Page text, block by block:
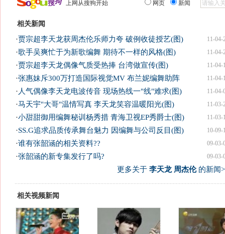
上网从搜狗开始 网页 新闻
相关新闻
11-04-
·贾宗超李天龙获周杰伦乐师力夸 破例收徒授艺(图)
11-04-
·歌手吴爽忙于为新歌编舞 期待不一样的风格(图)
11-04-
·贾宗超李天龙偶像气质受热捧 台湾做宣传(图)
11-04-
·张惠妹斥300万打造国际视觉MV 布兰妮编舞助阵
11-04-
· 人气偶像李天龙电波传音 现场热线一"线"难求(图)
11-03-
·马天宇"大哥"温情写真 李天龙笑容温暖阳光(图)
11-03-
·小甜甜御用编舞秘训杨秀措 青海卫视EP秀爵士(图)
10-09-
·SS.G追求品质传承舞台魅力 因编舞与公司反目(图)
09-03-
·谁有张韶涵的相关资料??
09-03-
·张韶涵的新专集发行了吗?
更多关于 李天龙 周杰伦的新闻
相关视频新闻